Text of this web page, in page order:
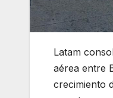
Latam
aérea entre
crecimiento